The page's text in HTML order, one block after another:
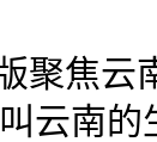
聚焦云
云南